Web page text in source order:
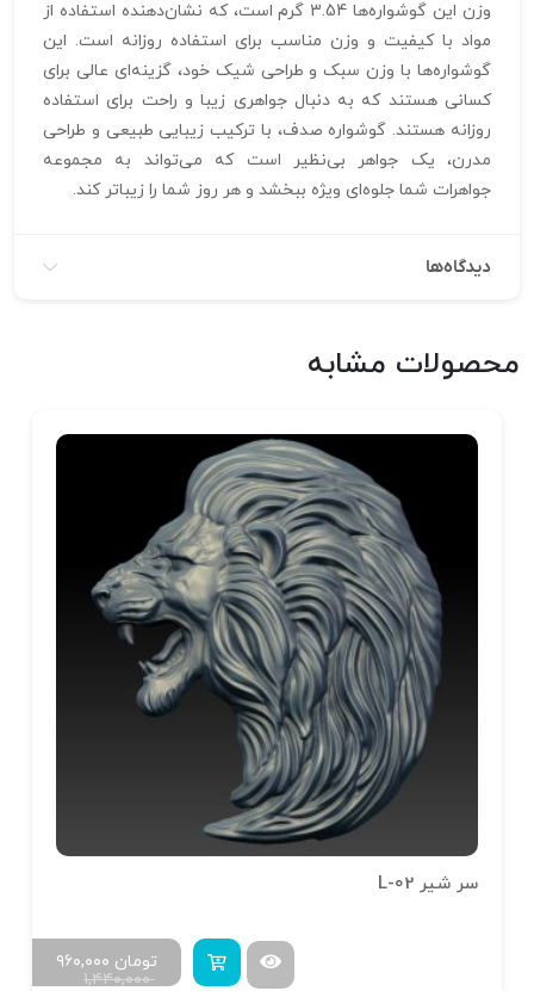
وزن این گوشواره‌ها 3.54 گرم است، که نشان‌دهنده استفاده از
مواد با کیفیت و وزن مناسب برای استفاده روزانه است. این
گوشواره‌ها با وزن سبک و طراحی شیک خود، گزینه‌ای عالی برای
کسانی هستند که به دنبال جواهری زیبا و راحت برای استفاده
روزانه هستند. گوشواره صدف، با ترکیب زیبایی طبیعی و طراحی
مدرن، یک جواهر بی‌نظیر است که می‌تواند به مجموعه
جواهرات شما جلوه‌ای ویژه ببخشد و هر روز شما را زیباتر کند.
دیدگاه‌ها
محصولات مشابه
سر شیر L-02
۱,۴۴۰,۰۰۰
۹۶۰,۰۰۰ تومان